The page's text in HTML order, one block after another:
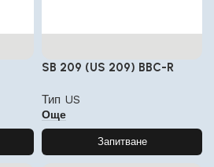
SB 209 (US 209) BBC-R
Тип US
Още
Запитване